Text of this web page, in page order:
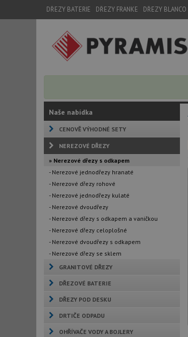
DŘEZY BATERIE DŘEZY FRANKE DŘEZY BLANCO
Naše nabídka
CENOVĚ VÝHODNÉ SETY
NEREZOVÉ DŘEZY
» Nerezové dřezy s odkapem
- Nerezové jednodřezy hranaté
- Nerezové dřezy rohové
- Nerezové jednodřezy kulaté
- Nerezové dvoudřezy
- Nerezové dřezy s odkapem a vaničkou
- Nerezové dřezy celoplošné
- Nerezové dvoudřezy s odkapem
- Nerezové dřezy se sklem
GRANITOVÉ DŘEZY
DŘEZOVÉ BATERIE
DŘEZY POD DESKU
DRTIČE ODPADU
OHŘÍVAČE VODY A BOJLERY